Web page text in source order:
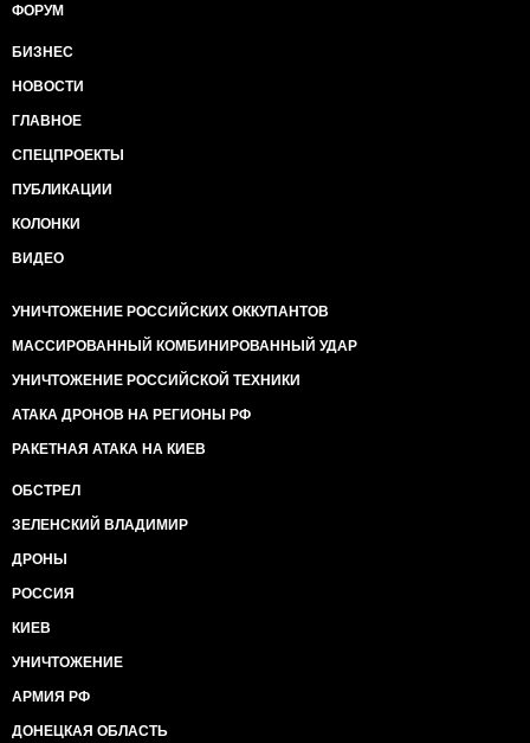
ФОРУМ
БИЗНЕС
НОВОСТИ
ГЛАВНОЕ
СПЕЦПРОЕКТЫ
ПУБЛИКАЦИИ
КОЛОНКИ
ВИДЕО
УНИЧТОЖЕНИЕ РОССИЙСКИХ ОККУПАНТОВ
МАССИРОВАННЫЙ КОМБИНИРОВАННЫЙ УДАР
УНИЧТОЖЕНИЕ РОССИЙСКОЙ ТЕХНИКИ
АТАКА ДРОНОВ НА РЕГИОНЫ РФ
РАКЕТНАЯ АТАКА НА КИЕВ
ОБСТРЕЛ
ЗЕЛЕНСКИЙ ВЛАДИМИР
ДРОНЫ
РОССИЯ
КИЕВ
УНИЧТОЖЕНИЕ
АРМИЯ РФ
ДОНЕЦКАЯ ОБЛАСТЬ